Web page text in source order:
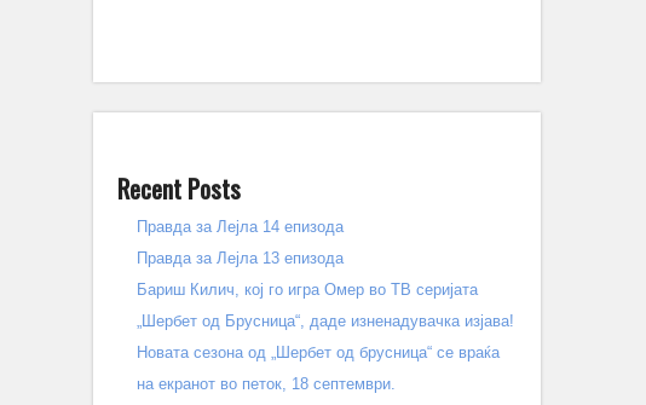
Recent Posts
Правда за Лејла 14 епизода
Правда за Лејла 13 епизода
Бариш Килич, кој го игра Омер во ТВ серијата
„Шербет од Брусница“, даде изненадувачка изјава!
Новата сезона од „Шербет од брусница“ се враќа
на екранот во петок, 18 септември.